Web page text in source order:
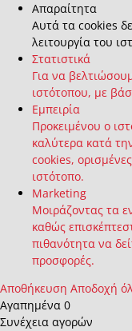
Απαραίτητα
Αυτά τα cookies
λειτουργία του
Στατιστικά
Για να
ιστότοπου, με
Εμπειρία
Προκειμένου ο
καλύτερα κατά
cookies,
ιστότοπο.
Marketing
Μοιράζοντας τα
καθώς
πιθανότητα να
προσφορές.
Αποθήκευση Αποδοχή
Αγαπημένα 0
Συνέχεια αγορών